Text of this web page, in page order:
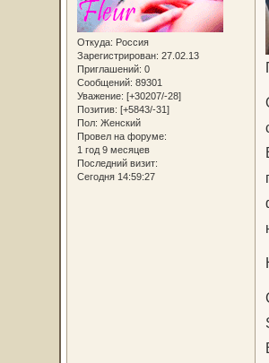
Откуда: Россия
Зарегистрирован: 27.02.13
Приглашений: 0
Сообщений: 89301
Уважение: [+30207/-28]
Позитив: [+5843/-31]
Пол: Женский
Провел на форуме:
1 год 9 месяцев
Последний визит:
Сегодня 14:59:27